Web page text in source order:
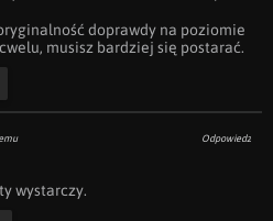
doprawdy na poziomie
musisz bardziej się postarać.
Odpowiedz
wystarczy.